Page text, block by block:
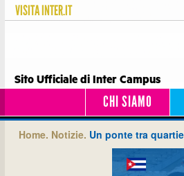
VISITAINTER.IT
Sito Ufficiale di Inter Campus
CHI SIAMO
Home. Notizie. Un ponte tra